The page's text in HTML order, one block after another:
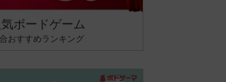
気ボードゲーム
おすすめランキング